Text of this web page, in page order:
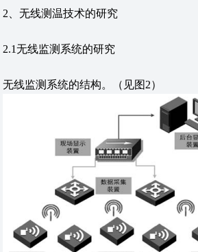
2、无线测温技术的研究
2.1无线监测系统的研究
无线监测系统的结构。（见图2）